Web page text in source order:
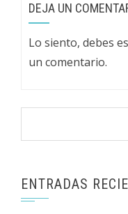
DEJA UN
Lo siento, debes
un comentario.
ENTRADAS